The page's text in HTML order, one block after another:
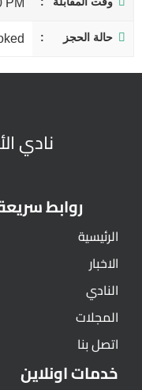
PM
حالة الحجز
نادي
روابط
الرئيسية
الاخبار
النادي
المجلات
اتصل بنا
خدمات اونلاين